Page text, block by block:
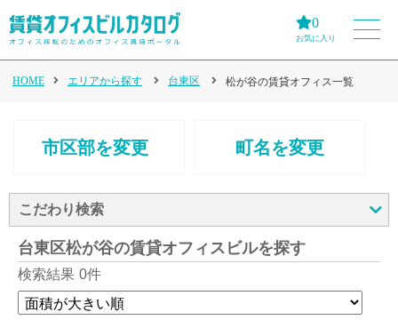
0
お気に入り
HOME エリアから探す 台東区 松が谷の賃貸オフィス一覧
市区部を変更 町名を変更
こだわり検索
台東区松が谷の賃貸オフィスビルを探す
検索結果 0件